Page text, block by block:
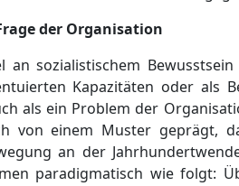
der Organisation
an sozialistischem
Kapazitäten oder als
als ein Problem der
von einem Muster geprägt,
an der
paradigmatisch wie folgt: